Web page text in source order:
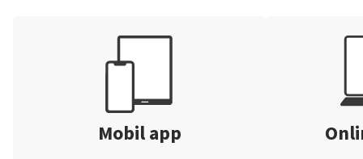
Mobil app